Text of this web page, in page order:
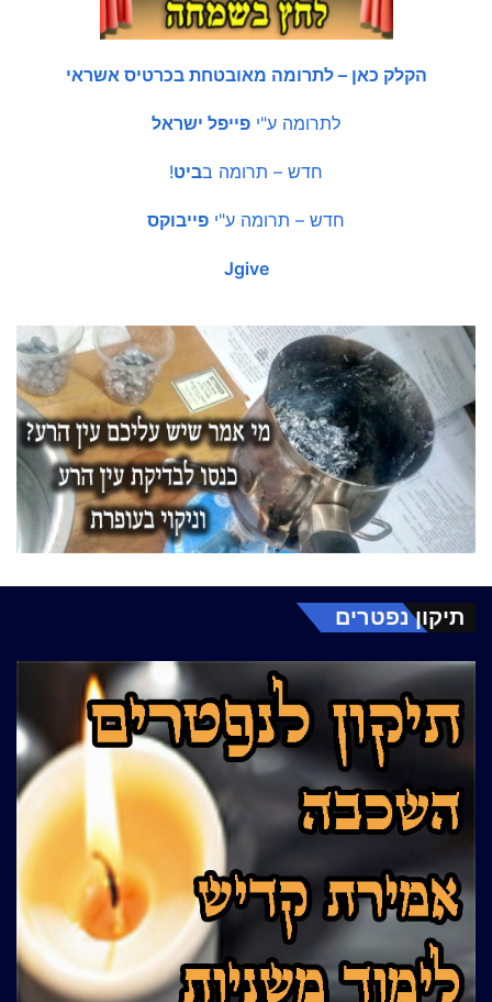
הקלק כאן – לתרומה מאובטחת בכרטיס אשראי
לתרומה ע"י פייפל ישראל
חדש – תרומה בביט!
חדש – תרומה ע"י פייבוקס
Jgive
תיקון נפטרים